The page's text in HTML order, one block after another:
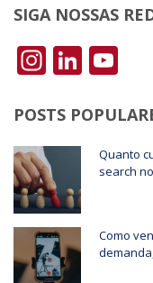
SIGA NOSSAS
POSTS
Quanto
search
Como